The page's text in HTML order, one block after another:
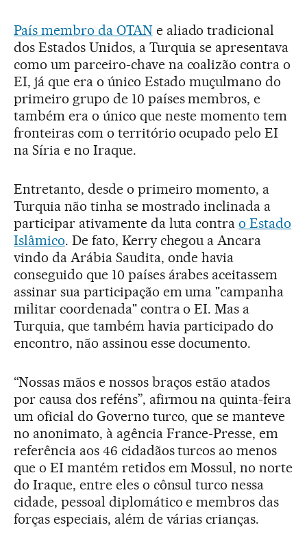
País membro da OTANe aliado tradicional
dos Estados Unidos, a Turquia se apresentava
como um parceiro-chave na coalizão contra o
EI, já que era o único Estado muçulmano do
primeiro grupo de 10 países membros, e
também era o único que neste momento tem
fronteiras com o território ocupado pelo EI
na Síria e no Iraque.
Entretanto, desde o primeiro momento, a
Turquia não tinha se mostrado inclinada a
participar ativamente da luta contrao Estado
Islâmico. De fato, Kerry chegou a Ancara
vindo da Arábia Saudita, onde havia
conseguido que 10 países árabes aceitassem
assinar sua participação em uma "campanha
militar coordenada" contra o EI. Mas a
Turquia, que também havia participado do
encontro, não assinou esse documento.
“Nossas mãos e nossos braços estão atados
por causa dos reféns”, afirmou na quinta-feira
um oficial do Governo turco, que se manteve
no anonimato, à agência France-Presse, em
referência aos 46 cidadãos turcos ao menos
que o EI mantém retidos em Mossul, no norte
do Iraque, entre eles o cônsul turco nessa
cidade, pessoal diplomático e membros das
forças especiais, além de várias crianças.